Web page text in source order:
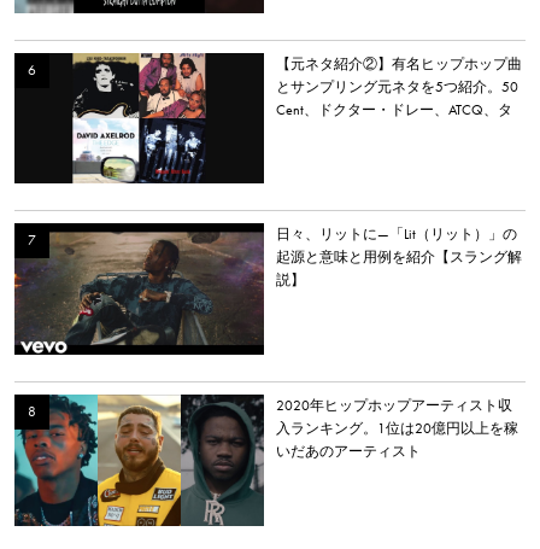
【元ネタ紹介②】有名ヒップホップ曲
とサンプリング元ネタを5つ紹介。50
Cent、ドクター・ドレー、ATCQ、タ
日々、リットに—「Lit（リット）」の
起源と意味と用例を紹介【スラング解
説】
2020年ヒップホップアーティスト収
入ランキング。1位は20億円以上を稼
いだあのアーティスト